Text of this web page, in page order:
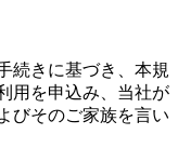
続きに基づき、本規
用を申込み、当社が
びそのご家族を言い